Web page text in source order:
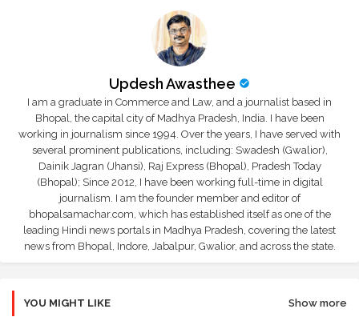
Updesh Awasthee
I am a graduate in Commerce and Law, and a journalist based in
Bhopal, the capital city of Madhya Pradesh, India. I have been
working in journalism since 1994. Over the years, I have served with
several prominent publications, including: Swadesh (Gwalior),
Dainik Jagran (Jhansi), Raj Express (Bhopal), Pradesh Today
(Bhopal); Since 2012, I have been working full-time in digital
journalism. I am the founder member and editor of
bhopalsamachar.com, which has established itself as one of the
leading Hindi news portals in Madhya Pradesh, covering the latest
news from Bhopal, Indore, Jabalpur, Gwalior, and across the state.
YOU MIGHT LIKE Show more